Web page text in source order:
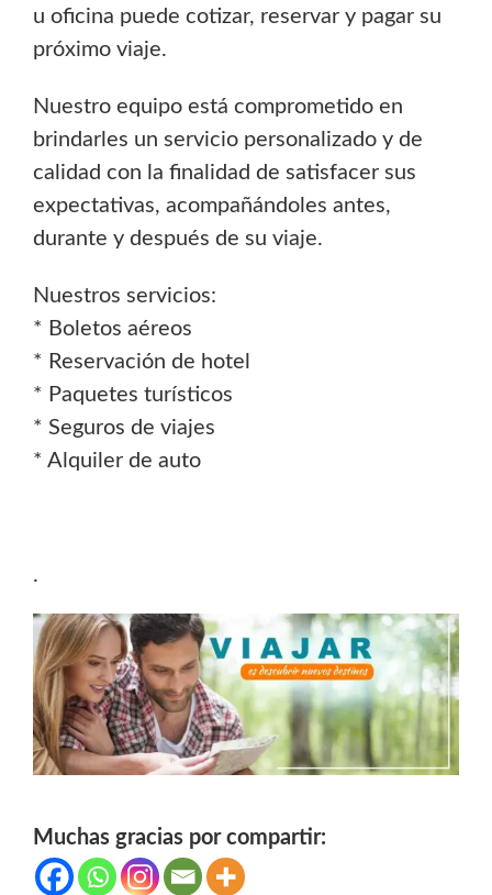
u oficina puede cotizar, reservar y pagar su
próximo viaje.
Nuestro equipo está comprometido en
brindarles un servicio personalizado y de
calidad con la finalidad de satisfacer sus
expectativas, acompañándoles antes,
durante y después de su viaje.
Nuestros servicios:
* Boletos aéreos
* Reservación de hotel
* Paquetes turísticos
* Seguros de viajes
* Alquiler de auto
.
Muchas gracias por compartir: